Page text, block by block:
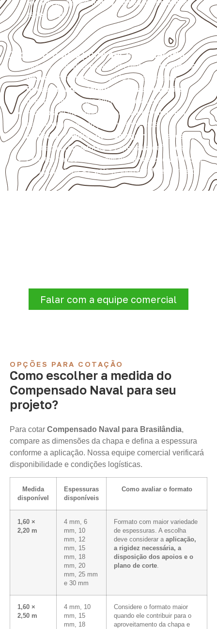
envolva carga, exposição intensa ou requisitos
específicos.
Onde o produto pode ser considerado
Móveis, divisórias e componentes de
marcenaria
técnica
, conforme exposição e acabamento.
Revestimentos, paredes, pisos e divisórias
quando compatíveis com a ficha técnica.
Projetos de transporte que utilizam chapas em
revestimentos e componentes internos.
Indústrias e linhas de montagem
que necessitam
de chapas com formato e espessura definidos.
Projetos náuticos específicos, desde que validados
pela ficha técnica e pelo responsável pelo projeto.
Falar com a equipe comercial
OPÇÕES PARA COTAÇÃO
Como escolher a medida do
Compensado Naval para seu
projeto?
Para cotar Compensado Naval para Brasilândia,
compare as dimensões da chapa e defina a espessura
conforme a aplicação. Nossa equipe comercial verificará
disponibilidade e condições logísticas.
Medida
disponível
Espessuras
disponíveis
Como avaliar o formato
1,60 ×
2,20 m
4 mm, 6
mm, 10
mm, 12
mm, 15
mm, 18
mm, 20
mm, 25 mm
e 30 mm
Formato com maior variedade
de espessuras. A escolha
deve considerar a aplicação,
a rigidez necessária, a
disposição dos apoios e o
plano de corte.
1,60 ×
2,50 m
4 mm, 10
mm, 15
mm, 18
Considere o formato maior
quando ele contribuir para o
aproveitamento da chapa e